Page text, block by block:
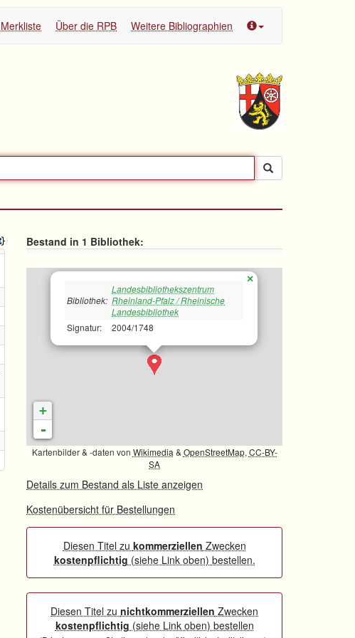
Merkliste Über die RPB Weitere Bibliographien
Bestand in 1 Bibliothek:
×
Bibliothek:
Landesbibliothekszentrum
Rheinland-Pfalz / Rheinische
Landesbibliothek
Signatur:
2004/1748
+
-
Kartenbilder & -daten von Wikimedia & OpenStreetMap, CC-BY-
SA
Details zum Bestand als Liste anzeigen
Kostenübersicht für Bestellungen
Diesen Titel zu kommerziellen Zwecken
kostenpflichtig (siehe Link oben) bestellen.
Diesen Titel zu nichtkommerziellen Zwecken
kostenpflichtig (siehe Link oben) bestellen